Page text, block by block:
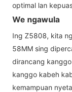
optimal lan
We ngawula
Ing Z5808, kita
58MM sing
dirancang
kanggo kabeh
kemampuan